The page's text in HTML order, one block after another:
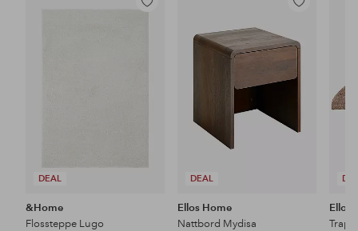
DEAL
Legg
&Home
Flossteppe Lugo
DEAL
Legg
favoritter
Ellos Home
Nattbord Mydisa
Ellos